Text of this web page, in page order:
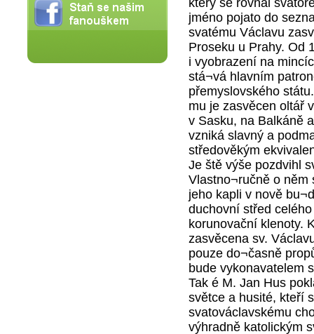
jméno pojato do
svatému Václavu
Proseku u Prahy. Od
i vyobrazení na
stá¬vá hlavním
přemyslovského
mu je zasvěcen oltář
v Sasku, na Balkáně
vzniká slavný a
středověkým
Je ště výše pozdvihl
Vlastno¬ručně o něm
jeho kapli v nově
duchovní střed
korunovační klenoty.
zasvěcena sv.
pouze do¬časně
bude vykonavatelem
Tak é M. Jan Hus
světce a husité, kteří
svatováclavskému
výhradně katolickým